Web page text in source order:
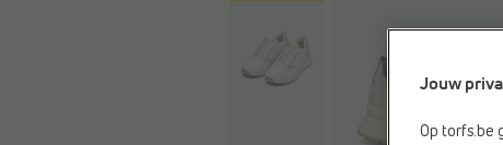
Jouw
Op torfs.be